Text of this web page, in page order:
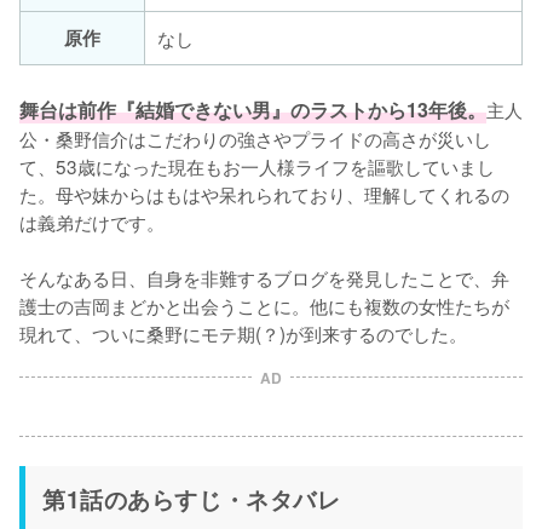
原作
なし
舞台は前作『結婚できない男』のラストから13年後。主人
公・桑野信介はこだわりの強さやプライドの高さが災いし
て、53歳になった現在もお一人様ライフを謳歌していまし
た。母や妹からはもはや呆れられており、理解してくれるの
は義弟だけです。
そんなある日、自身を非難するブログを発見したことで、弁
護士の吉岡まどかと出会うことに。他にも複数の女性たちが
現れて、ついに桑野にモテ期(？)が到来するのでした。
AD
第1話のあらすじ・ネタバレ